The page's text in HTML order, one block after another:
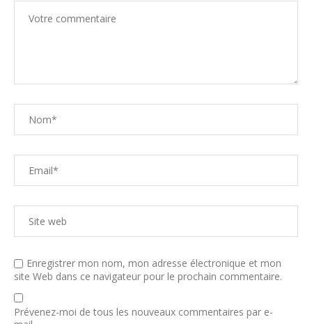
Enregistrer mon nom, mon adresse électronique et mon
site Web dans ce navigateur pour le prochain commentaire.
Prévenez-moi de tous les nouveaux commentaires par e-